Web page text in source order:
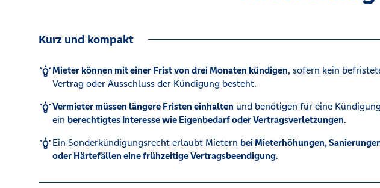
VR Banking App
Karte sperren (116 116)
Kreditrechner
Kurz und kompakt
Mieter können mit einer Frist von drei Monaten kündigen, sofern kein
Vertrag oder Ausschluss der Kündigung besteht.
Vermieter müssen längere Fristen einhalten und benötigen für eine
ein berechtigtes Interesse wie Eigenbedarf oder Vertragsverletzungen.
Ein Sonderkündigungsrecht erlaubt Mietern bei Mieterhöhungen,
oder Härtefällen eine frühzeitige Vertragsbeendigung.